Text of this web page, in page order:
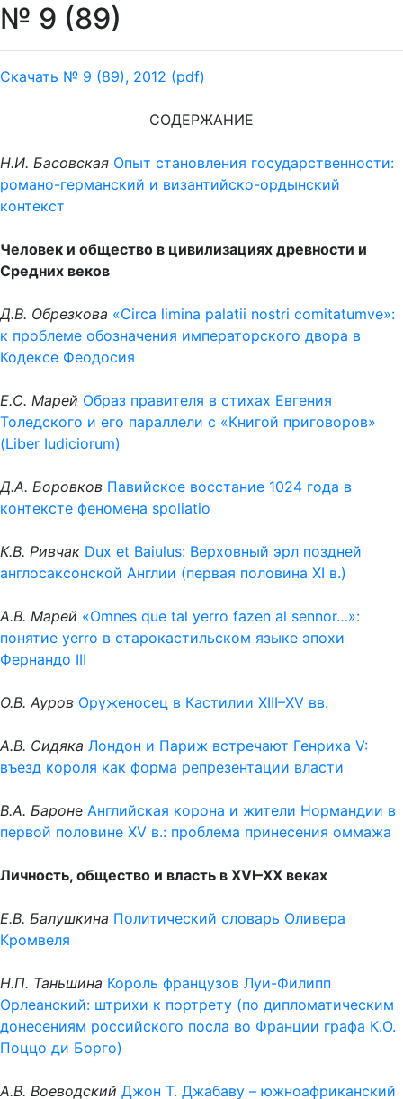
№ 9 (89)
Скачать № 9 (89), 2012 (pdf)
СОДЕРЖАНИЕ
Н.И. Басовская Опыт становления государственности:
романо-германский и византийско-ордынский
контекст
Человек и общество в цивилизациях древности и
Средних веков
Д.В. Обрезкова «Circa limina palatii nostri comitatumve»:
к проблеме обозначения императорского двора в
Кодексе Феодосия
Е.С. Марей Образ правителя в стихах Евгения
Толедского и его параллели с «Книгой приговоров»
(Liber Iudiciorum)
Д.А. Боровков Павийское восстание 1024 года в
контексте феномена spoliatio
К.В. Ривчак Dux et Baiulus: Верховный эрл поздней
англосаксонской Англии (первая половина XI в.)
А.В. Марей «Omnes que tal yerro fazen al sennor…»:
понятие yerro в старокастильском языке эпохи
Фернандо III
О.В. Ауров Оруженосец в Кастилии XIII–XV вв.
А.В. Сидяка Лондон и Париж встречают Генриха V:
въезд короля как форма репрезентации власти
В.А. Бароне Английская корона и жители Нормандии в
первой половине XV в.: проблема принесения оммажа
Личность, общество и власть в XVI–XX веках
Е.В. Балушкина Политический словарь Оливера
Кромвеля
Н.П. Таньшина Король французов Луи-Филипп
Орлеанский: штрихи к портрету (по дипломатическим
донесениям российского посла во Франции графа К.О.
Поццо ди Борго)
А.В. Воеводский Джон Т. Джабаву – южноафриканский